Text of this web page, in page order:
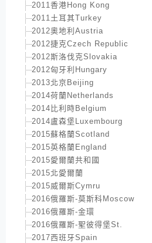
2011香港Hong Kong
2011土耳其Turkey
2012奧地利Austria
2012捷克Czech Republic
2012斯洛伐克Slovakia
2012匈牙利Hungary
2013北京Beijing
2014荷蘭Netherlands
2014比利時Belgium
2014盧森堡Luxembourg
2015蘇格蘭Scotland
2015英格蘭England
2015愛爾蘭共和國
2015北愛爾蘭
2015威爾斯Cymru
2016俄羅斯-莫斯科Moscow
2016俄羅斯-金環
2016俄羅斯-聖彼得堡St.
2017西班牙Spain